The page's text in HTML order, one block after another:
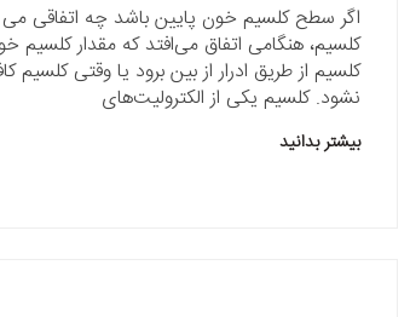
اگر سطح کلسیم خون پایین باشد چه اتفاقی می
کلسیم، هنگامی اتفاق می‌افتد که مقدار کلسیم
کلسیم از طریق ادرار از بین برود یا وقتی
نشود. کلسیم یکی از الکترولیت‌های
بیشتر بدانید